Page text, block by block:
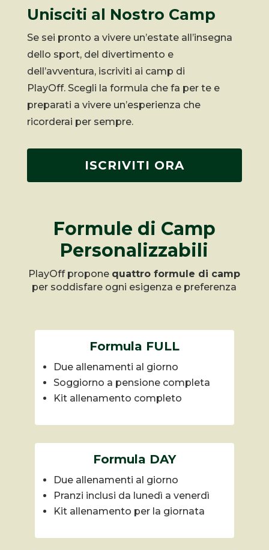
Unisciti al Nostro Camp
Se sei pronto a vivere un’estate all’insegna
dello sport, del divertimento e
dell’avventura, iscriviti ai camp di
PlayOff. Scegli la formula che fa per te e
preparati a vivere un’esperienza che
ricorderai per sempre.
ISCRIVITI ORA
Formule di Camp
Personalizzabili
PlayOff propone quattro formule di camp
per soddisfare ogni esigenza e preferenza
Formula FULL
Due allenamenti al giorno
Soggiorno a pensione completa
Kit allenamento completo
Formula DAY
Due allenamenti al giorno
Pranzi inclusi da lunedì a venerdì
Kit allenamento per la giornata